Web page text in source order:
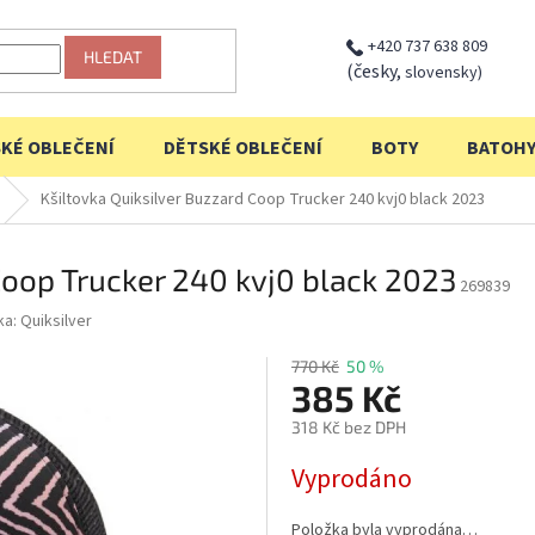
HLEDAT +420 737 638 809
(česky, slovensky)
OBLEČENÍ DĚTSKÉ OBLEČENÍ BOTY BATOHY
Kšiltovka Quiksilver Buzzard Coop Trucker 240 kvj0 black 2023
Trucker 240 kvj0 black 2023 269839
Quiksilver
770 Kč 50 %
385 Kč
318 Kč bez DPH
cena:
Vyprodáno